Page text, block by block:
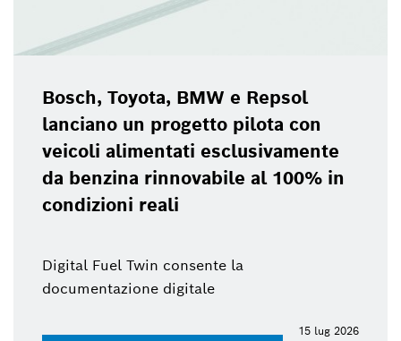
Bosch, Toyota, BMW e Repsol
lanciano un progetto pilota con
veicoli alimentati esclusivamente
da benzina rinnovabile al 100% in
condizioni reali
Digital Fuel Twin consente la
documentazione digitale
15 lug 2026